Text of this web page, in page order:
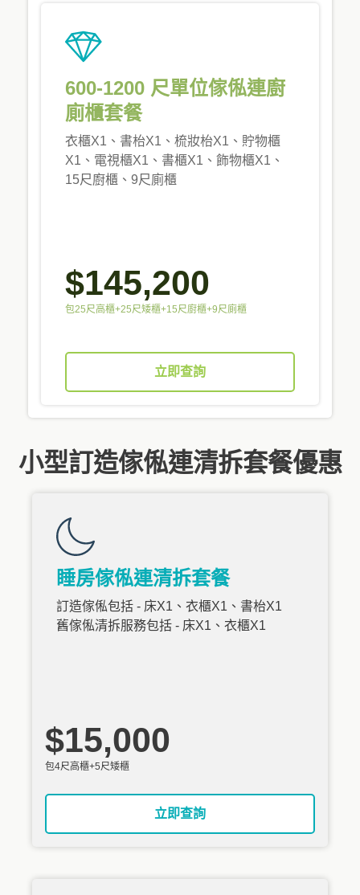
600-1200 尺單位傢俬連廚
廁櫃套餐
衣櫃X1、書枱X1、梳妝枱X1、貯物櫃
X1、電視櫃X1、書櫃X1、飾物櫃X1、
15尺廚櫃、9尺廁櫃
$145,200
包25尺高櫃+25尺矮櫃+15尺廚櫃+9尺廁櫃
立即查詢
小型訂造傢俬連清拆套餐優惠
睡房傢俬連清拆套餐
訂造傢俬包括 - 床X1、衣櫃X1、書枱X1
舊傢俬清拆服務包括 - 床X1、衣櫃X1
$15,000
包4尺高櫃+5尺矮櫃
立即查詢